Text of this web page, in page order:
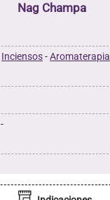
Nag Champa
Inciensos-Aromaterapia
-